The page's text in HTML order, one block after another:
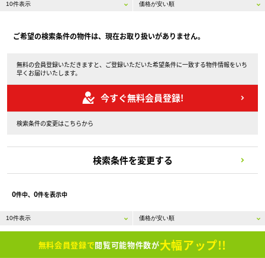
ご希望の検索条件の物件は、現在お取り扱いがありません。
無料の会員登録いただきますと、ご登録いただいた希望条件に一致する物件情報をいち
早くお届けいたします。
今すぐ無料会員登録!
検索条件の変更はこちらから
検索条件を変更する
0件中、 0件を表示中
無料会員登録で閲覧可能物件数が大幅アップ!!